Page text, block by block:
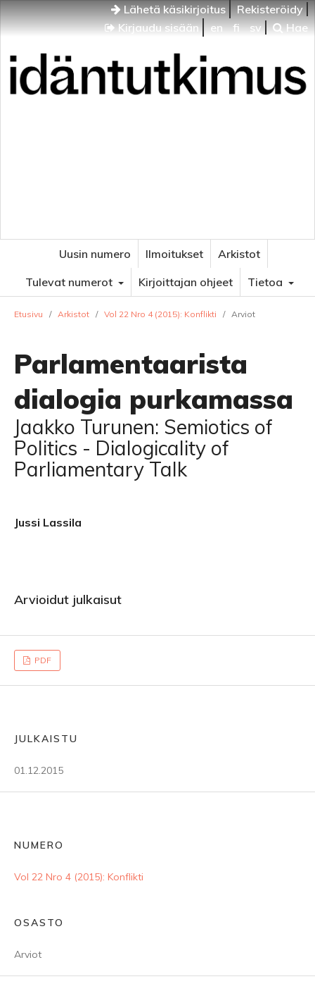
Lähetä käsikirjoitus
Rekisteröidy
Kirjaudu sisään
en fi sv Hae
Uusin numero Ilmoitukset
Arkistot
Tulevat numerot
Kirjoittajan ohjeet Tietoa
Etusivu / Arkistot / Vol 22 Nro 4 (2015): Konflikti / Arviot
Parlamentaarista
dialogia purkamassa
Jaakko Turunen: Semiotics of
Politics - Dialogicality of
Parliamentary Talk
Jussi Lassila
Arvioidut julkaisut
PDF
JULKAISTU
01.12.2015
NUMERO
Vol 22 Nro 4 (2015): Konflikti
OSASTO
Arviot